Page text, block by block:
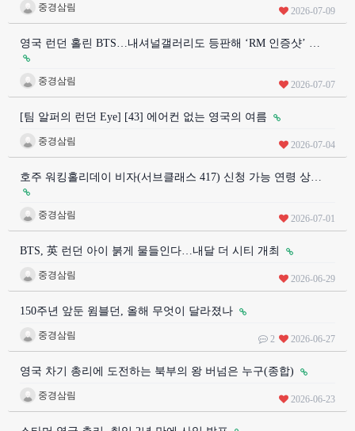
중경삼림 2026-07-09
영국 런던 홀린 BTS…내셔널갤러리도 등판해 ‘RM 인증샷’ …
중경삼림 2026-07-07
[팀 알퍼의 런던 Eye] [43] 에어컨 없는 영국의 여름
중경삼림 2026-07-04
호주 워킹홀리데이 비자(서브클래스 417) 신청 가능 연령 상…
중경삼림 2026-07-01
BTS, 英 런던 아이 붉게 물들인다…내달 더 시티 개최
중경삼림 2026-06-29
150주년 앞둔 윔블던, 올해 무엇이 달라졌나
중경삼림 2 2026-06-27
영국 차기 총리에 도전하는 북부의 왕 버넘은 누구(종합)
중경삼림 2026-06-23